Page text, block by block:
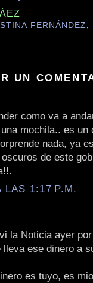
FERNÁNDEZ,
UN
como va a
mochila.. es un
nada, ya
de este
LAS 1:17 P.M.
la Noticia ayer
ese dinero a
es tuyo, es